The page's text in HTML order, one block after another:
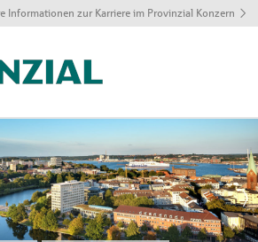
Informationen zur Karriere im Provinzial Konzern
q